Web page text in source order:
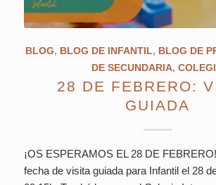
BLOG, BLOG DE INFANTIL, BLOG DE
DE SECUNDARIA,
28 DE FEBRERO:
GUIADA
¡OS ESPERAMOS EL 28 DE
fecha de visita guiada para Infantil el 28